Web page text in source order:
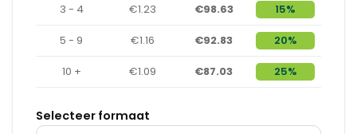
3 - 4 €1.23 €98.63 15%
5 - 9 €1.16 €92.83 20%
10 + €1.09 €87.03 25%
Selecteer formaat